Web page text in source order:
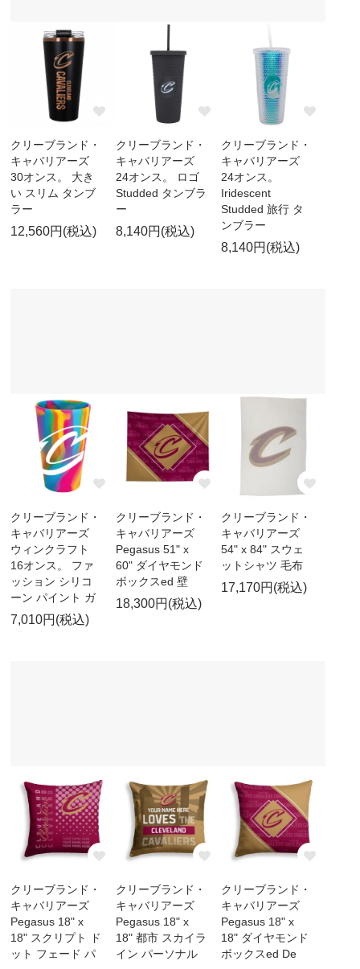
クリーブランド・
キャバリアーズ
30オンス。 大き
い スリム タンブ
ラー
12,560円(税込)
クリーブランド・
キャバリアーズ
24オンス。 ロゴ
Studded タンブラ
ー
8,140円(税込)
クリーブランド・
キャバリアーズ
24オンス。
Iridescent
Studded 旅行 タ
ンブラー
8,140円(税込)
クリーブランド・
キャバリアーズ
ウィンクラフト
16オンス。 ファ
ッション シリコ
ーン パイント ガ
7,010円(税込)
クリーブランド・
キャバリアーズ
Pegasus 51" x
60" ダイヤモンド
ボックスed 壁
18,300円(税込)
クリーブランド・
キャバリアーズ
54" x 84" スウェ
ットシャツ 毛布
17,170円(税込)
クリーブランド・
キャバリアーズ
Pegasus 18" x
18" スクリプト ド
ット フェード パ
クリーブランド・
キャバリアーズ
Pegasus 18" x
18" 都市 スカイラ
イン パーソナル
クリーブランド・
キャバリアーズ
Pegasus 18" x
18" ダイヤモンド
ボックスed De